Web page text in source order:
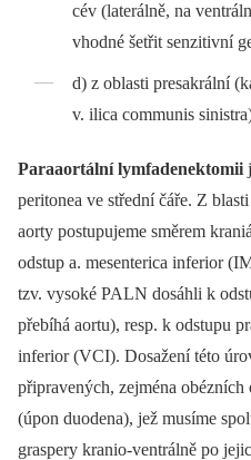
cév (laterálně, na
vhodné šetřit senzitivní
d) z oblasti presakrální
v. ilica communis
Paraaortální lymfadenektomii
peritonea ve střední čáře. Z
aorty postupujeme směrem
odstup a. mesenterica inferior
tzv. vysoké PALN dosáhli k
přebíhá aortu), resp. k odstupu
inferior (VCI). Dosažení této
připravených, zejména
(úpon duodena), jež musíme
graspery kranio-ventrálně po